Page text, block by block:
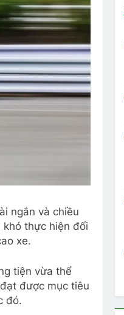
ngắn và chiều
thực hiện đối
xe.
tiện vừa thể
được mục tiêu
đó.